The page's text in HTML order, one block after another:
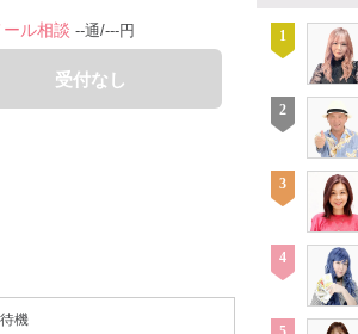
ール相談 --通/---円
受付なし
機